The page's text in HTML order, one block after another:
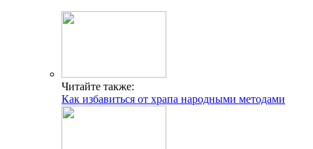
Читайте также:
Как избавиться от храпа народными методами